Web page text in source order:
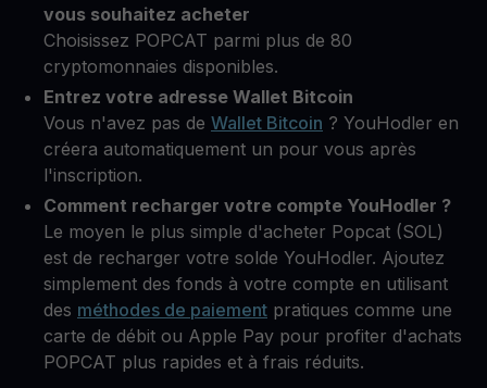
vous souhaitez acheter
Choisissez POPCAT parmi plus de 80
cryptomonnaies disponibles.
Entrez votre adresse Wallet Bitcoin
Vous n'avez pas de Wallet Bitcoin ? YouHodler en
créera automatiquement un pour vous après
l'inscription.
Comment recharger votre compte YouHodler ?
Le moyen le plus simple d'acheter Popcat (SOL)
est de recharger votre solde YouHodler. Ajoutez
simplement des fonds à votre compte en utilisant
des méthodes de paiement pratiques comme une
carte de débit ou Apple Pay pour profiter d'achats
POPCAT plus rapides et à frais réduits.